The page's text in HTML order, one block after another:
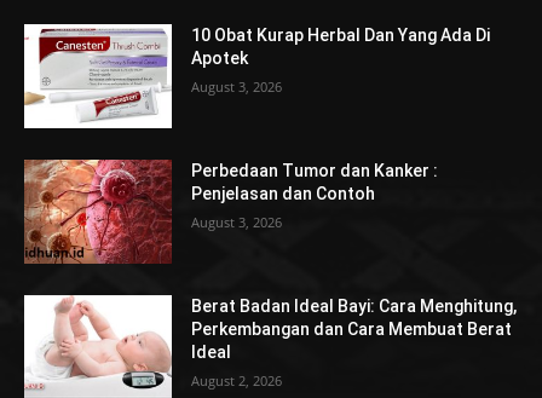
10 Obat Kurap Herbal Dan Yang Ada Di
Apotek
August 3, 2026
Perbedaan Tumor dan Kanker :
Penjelasan dan Contoh
August 3, 2026
Berat Badan Ideal Bayi: Cara Menghitung,
Perkembangan dan Cara Membuat Berat
Ideal
August 2, 2026